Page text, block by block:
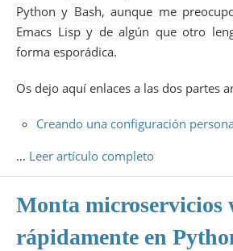
Python y Bash, aunque me
Emacs Lisp y de algún que otro
forma esporádica.
Os dejo aquí enlaces a las dos partes
Creando una configuración
… Leer artículo completo
Monta microservicios
rápidamente en